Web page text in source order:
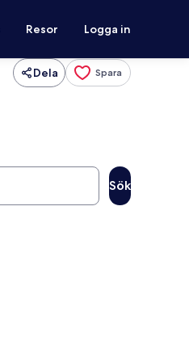
Resor Logga in
Dela Spara
Sök